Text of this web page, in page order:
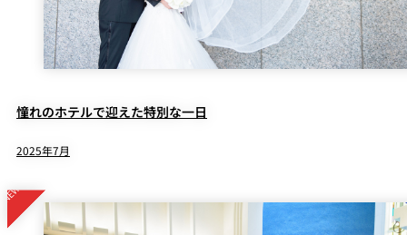
憧れのホテルで迎えた特別な一日
2025年7月